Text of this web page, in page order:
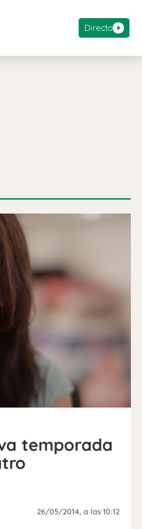
Directo
temporada
26/05/2014 , a las 10:12